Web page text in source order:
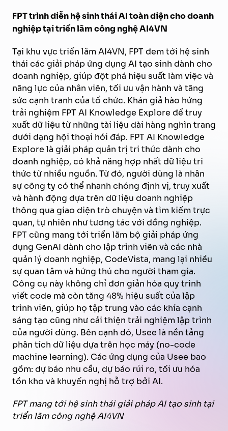
FPT trình diễn hệ sinh thái AI toàn diện cho doanh
nghiệp tại triển lãm công nghệ AI4VN
Tại khu vực triển lãm AI4VN, FPT đem tới hệ sinh
thái các giải pháp ứng dụng AI tạo sinh dành cho
doanh nghiệp, giúp đột phá hiệu suất làm việc và
năng lực của nhân viên, tối ưu vận hành và tăng
sức cạnh tranh của tổ chức. Khán giả hào hứng
trải nghiệm FPT AI Knowledge Explore để truy
xuất dữ liệu từ những tài liệu dài hàng nghìn trang
dưới dạng hội thoại hỏi đáp. FPT AI Knowledge
Explore là giải pháp quản trị tri thức dành cho
doanh nghiệp, có khả năng hợp nhất dữ liệu tri
thức từ nhiều nguồn. Từ đó, người dùng là nhân
sự công ty có thể nhanh chóng định vị, truy xuất
và hành động dựa trên dữ liệu doanh nghiệp
thông qua giao diện trò chuyện và tìm kiếm trực
quan, tự nhiên như tương tác với đồng nghiệp.
FPT cũng mang tới triển lãm bộ giải pháp ứng
dụng GenAI dành cho lập trình viên và các nhà
quản lý doanh nghiệp, CodeVista, mang lại nhiều
sự quan tâm và hứng thú cho người tham gia.
Công cụ này không chỉ đơn giản hóa quy trình
viết code mà còn tăng 48% hiệu suất của lập
trình viên, giúp họ tập trung vào các khía cạnh
sáng tạo cũng như cải thiện trải nghiệm lập trình
của người dùng. Bên cạnh đó, Usee là nền tảng
phân tích dữ liệu dựa trên học máy (no-code
machine learning). Các ứng dụng của Usee bao
gồm: dự báo nhu cầu, dự báo rủi ro, tối ưu hóa
tồn kho và khuyến nghị hỗ trợ bởi AI.
FPT mang tới hệ sinh thái giải pháp AI tạo sinh tại
triển lãm công nghệ AI4VN